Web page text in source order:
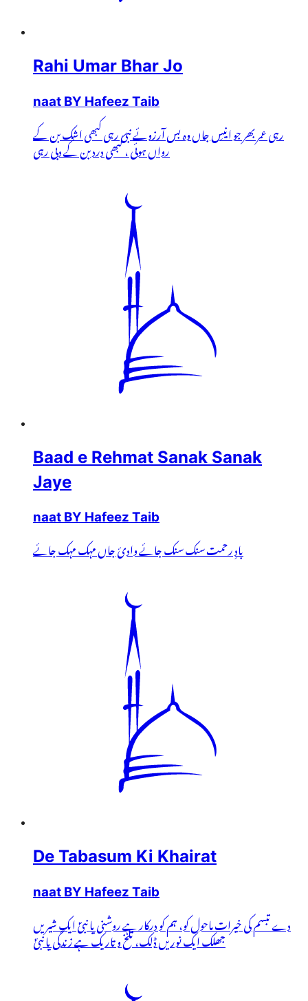
Rahi Umar Bhar Jo
naat BY Hafeez Taib
رہی عمر بھر جو انیسِ جاں وہ بس آرزوئے نبی رہی کبھی اشک بن کے
رواں ہوئی ، کبھی درد بن کے دبی رہی
Baad e Rehmat Sanak Sanak
Jaye
naat BY Hafeez Taib
بادِ رحمت سنک سنک جائے وادئ جاں مہک مہک جائے
De Tabasum Ki Khairat
naat BY Hafeez Taib
دے تبسم کی خیرات ماحول کو، ہم کو درکار ہے روشنی یا نبیؐ ایک شیریں
جھلک ایک نوریں ڈلک، تلخ و تاریک ہے زندگی یا نبیؐ